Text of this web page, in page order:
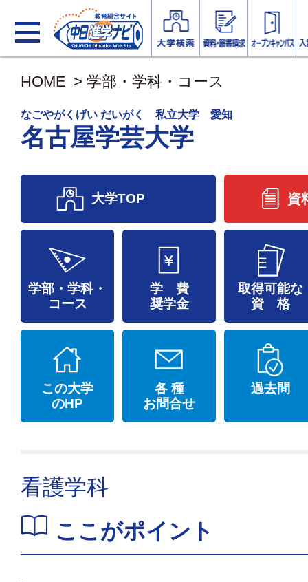
HOME > 学部・学科・コース
なごやがくげい だいがく 私立大学 愛知
名古屋学芸大学
資
大学TOP
学部・学科・
コース
学 費
奨学金
取得可能な
資 格
この大学
のHP
各 種
お問合せ
過去問
看護学科
ここがポイント